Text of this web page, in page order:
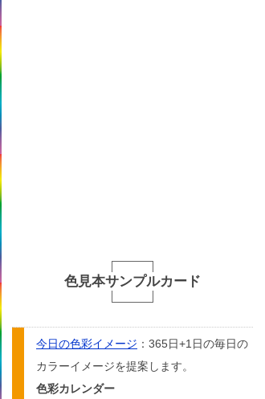
色見本サンプルカード
今日の色彩イメージ ：365日+1日の毎日の
カラーイメージを提案します。
色彩カレンダー